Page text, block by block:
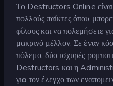
Το Destructors Online είναι
πολλούς παίκτες όπου
φίλους και να πολεμήσετε
μακρινό μέλλον. Σε έναν
πόλεμο, δύο ισχυρές
Destructors και η
για τον έλεγχο των